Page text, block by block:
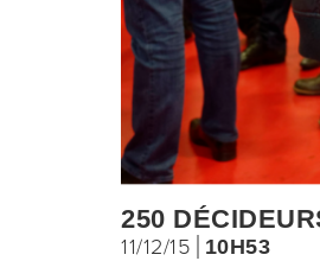
250
11/12/15 10H53